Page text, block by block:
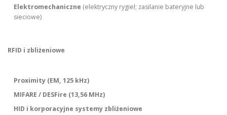
Elektromechaniczne (elektryczny rygiel; zasilanie bateryjne lub
sieciowe)
RFID i zbliżeniowe
Proximity (EM, 125 kHz)
MIFARE / DESFire (13,56 MHz)
HID i korporacyjne systemy zbliżeniowe